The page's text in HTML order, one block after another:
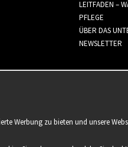
LEITFADEN –
PFLEGE
ÜBER DAS
NEWSLETTER
Werbung zu bieten und unsere